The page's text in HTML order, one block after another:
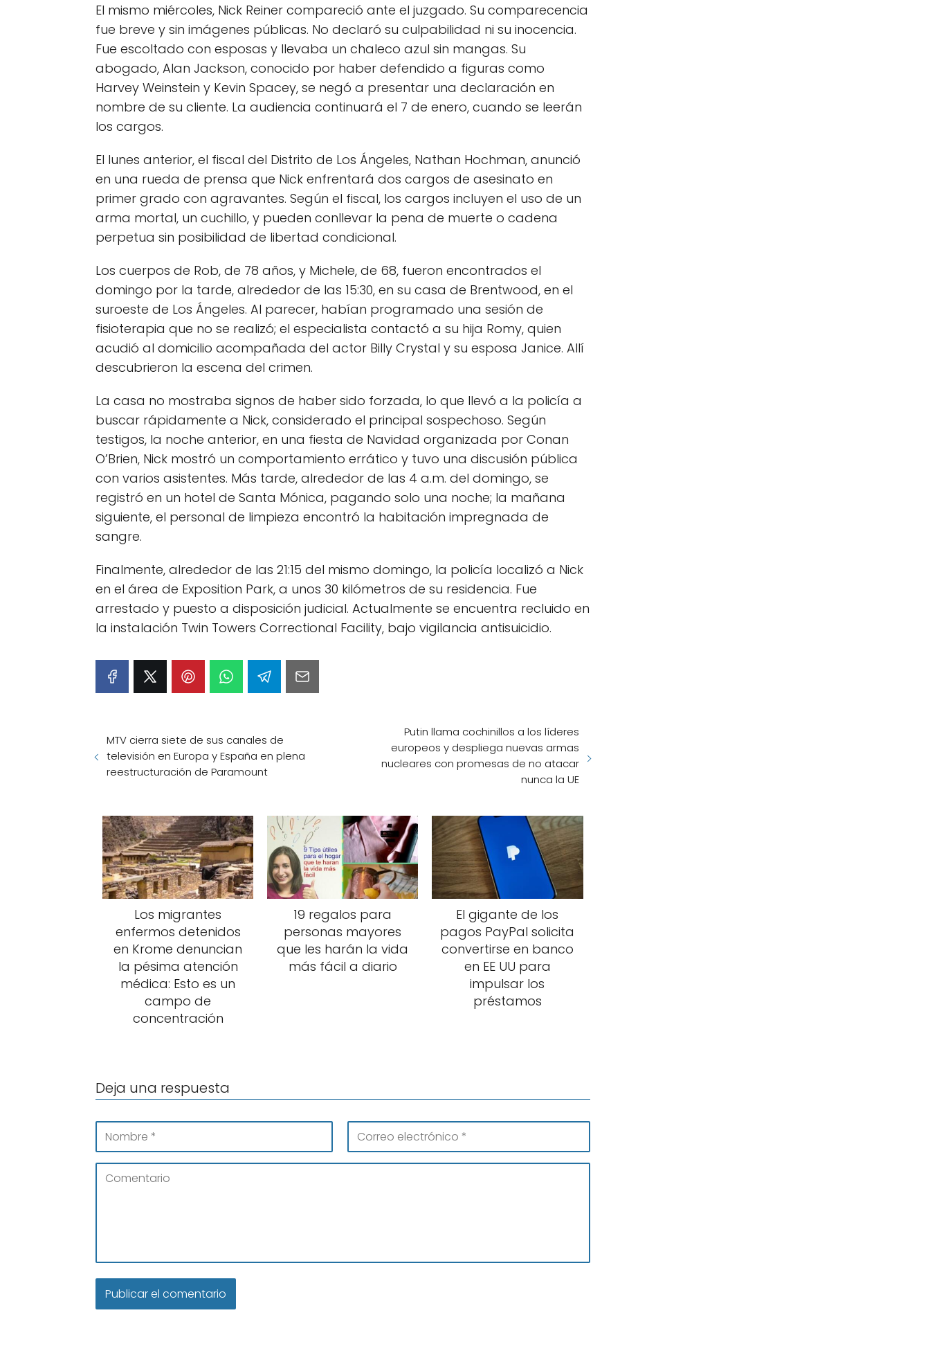
El mismo miércoles, Nick Reiner compareció ante el juzgado. Su comparecencia
fue breve y sin imágenes públicas. No declaró su culpabilidad ni su inocencia.
Fue escoltado con esposas y llevaba un chaleco azul sin mangas. Su
abogado, Alan Jackson, conocido por haber defendido a figuras como
Harvey Weinstein y Kevin Spacey, se negó a presentar una declaración en
nombre de su cliente. La audiencia continuará el 7 de enero, cuando se leerán
los cargos.
El lunes anterior, el fiscal del Distrito de Los Ángeles, Nathan Hochman, anunció
en una rueda de prensa que Nick enfrentará dos cargos de asesinato en
primer grado con agravantes. Según el fiscal, los cargos incluyen el uso de un
arma mortal, un cuchillo, y pueden conllevar la pena de muerte o cadena
perpetua sin posibilidad de libertad condicional.
Los cuerpos de Rob, de 78 años, y Michele, de 68, fueron encontrados el
domingo por la tarde, alrededor de las 15:30, en su casa de Brentwood, en el
suroeste de Los Ángeles. Al parecer, habían programado una sesión de
fisioterapia que no se realizó; el especialista contactó a su hija Romy, quien
acudió al domicilio acompañada del actor Billy Crystal y su esposa Janice. Allí
descubrieron la escena del crimen.
La casa no mostraba signos de haber sido forzada, lo que llevó a la policía a
buscar rápidamente a Nick, considerado el principal sospechoso. Según
testigos, la noche anterior, en una fiesta de Navidad organizada por Conan
O’Brien, Nick mostró un comportamiento errático y tuvo una discusión pública
con varios asistentes. Más tarde, alrededor de las 4 a.m. del domingo, se
registró en un hotel de Santa Mónica, pagando solo una noche; la mañana
siguiente, el personal de limpieza encontró la habitación impregnada de
sangre.
Finalmente, alrededor de las 21:15 del mismo domingo, la policía localizó a Nick
en el área de Exposition Park, a unos 30 kilómetros de su residencia. Fue
arrestado y puesto a disposición judicial. Actualmente se encuentra recluido en
la instalación Twin Towers Correctional Facility, bajo vigilancia antisuicidio.
MTV cierra siete de sus canales de
televisión en Europa y España en plena
reestructuración de Paramount
Putin llama cochinillos a los líderes
europeos y despliega nuevas armas
nucleares con promesas de no atacar
nunca la UE
Los migrantes
enfermos detenidos
en Krome denuncian
la pésima atención
médica: Esto es un
campo de
concentración
19 regalos para
personas mayores
que les harán la vida
más fácil a diario
El gigante de los
pagos PayPal solicita
convertirse en banco
en EE UU para
impulsar los
préstamos
Deja una respuesta